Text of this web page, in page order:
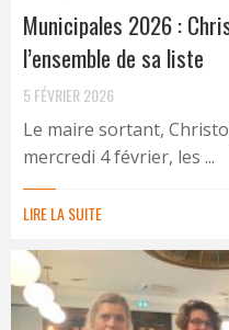
Municipales 2026 :
l’ensemble de sa liste
5 FÉVRIER 2026
Le maire sortant,
mercredi 4 février, les ...
LIRE LA SUITE